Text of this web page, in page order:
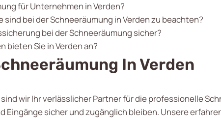
für Unternehmen in Verden?
bei der Schneeräumung in Verden zu beachten?
bei der Schneeräumung sicher?
bieten Sie in Verden an?
In Verden
sind wir Ihr verlässlicher Partner für die professionelle
Eingänge sicher und zugänglich bleiben. Unsere